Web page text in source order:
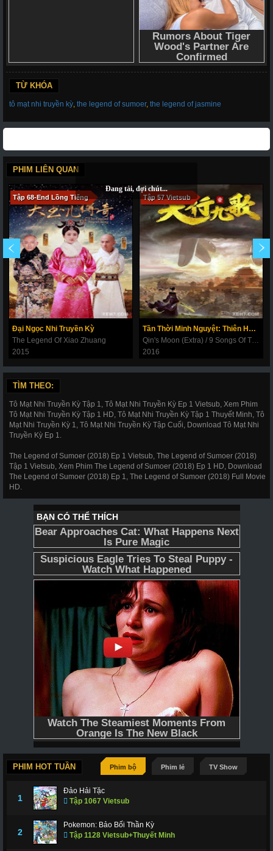
TỪ KHÓA
tô mạt nhi truyền kỳ the legend of sumoer, the legend of jasmine
PHIM LIÊN QUAN
Tập 68-End Lồng Tiếng
Đại Ngọc Nhi Truyền Kỳ
The Legend Of Xiao Zhuang
2015
Tập 57 Vietsub
Tần Thời Minh Nguyệt: Thiên Hành Cửu Ca
2016
TÌM THEO:
Tô Mạt Nhi Truyền Kỳ Tập 1, Tô Mạt Nhi Truyền Kỳ Ep 1 Vietsub, Xem Phim
Tô Mạt Nhi Truyền Kỳ Tập 1 HD, Tô Mạt Nhi Truyền Kỳ Tập 1 Thuyết Minh, Tô
Mạt Nhi Truyền Kỳ 1, Tô Mạt Nhi Truyền Kỳ Tập Cuối, Download Tô Mạt Nhi
Truyền Kỳ Ep 1.
The Legend of Sumoer (2018) Ep 1 Vietsub, The Legend of Sumoer (2018)
Tập 1 Vietsub, Xem Phim The Legend of Sumoer (2018) Ep 1 HD, Download
The Legend of Sumoer (2018) Ep 1, The Legend of Sumoer (2018) Full Movie
HD.
PHIM HOT TUẦN Phim bộ Phim lẻ TV Show
1
Đảo Hải Tặc
Tập 1067 Vietsub
2
Pokemon: Bảo Bối Thần Kỳ
Tập 1128 Vietsub+Thuyết Minh